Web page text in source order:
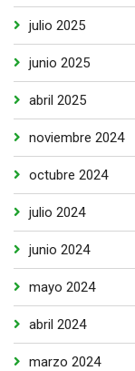
julio 2025
junio 2025
abril 2025
noviembre 2024
octubre 2024
julio 2024
junio 2024
mayo 2024
abril 2024
marzo 2024